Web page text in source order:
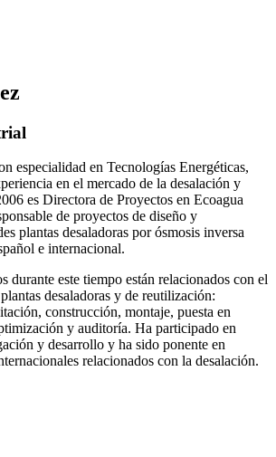
especialidad en Tecnologías Energéticas,
en el mercado de la desalación y
es Directora de Proyectos en Ecoagua
de proyectos de diseño y
plantas desaladoras por ósmosis inversa
e internacional.
durante este tiempo están relacionados con el
desaladoras y de reutilización:
construcción, montaje, puesta en
y auditoría. Ha participado en
y desarrollo y ha sido ponente en
relacionados con la desalación.